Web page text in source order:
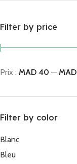
Filter by price
Prix : MAD 40 —
Filter by color
Blanc
Bleu